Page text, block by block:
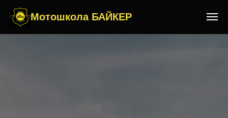
Мотошкола БАЙКЕР